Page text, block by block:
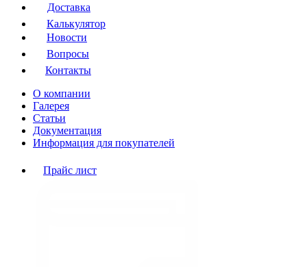
Доставка
Калькулятор
Новости
Вопросы
Контакты
О компании
Галерея
Статьи
Документация
Информация для покупателей
Прайс лист